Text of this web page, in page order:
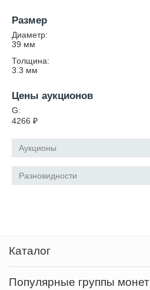
Размер
Диаметр:
39 мм
Толщина:
3.3 мм
Цены аукционов
G:
4266 ₽
Аукционы
Разновидности
Каталог
Популярные группы монет